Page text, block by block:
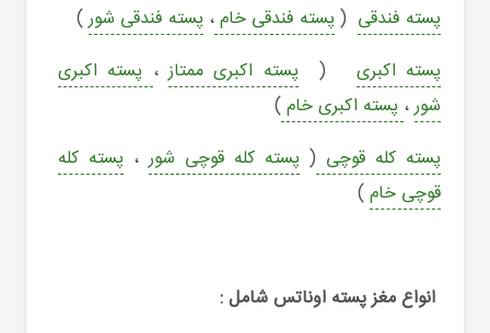
پسته فندقی ( پسته فندقی خام، پسته فندقی شور)
پسته اکبری ( پسته اکبری ممتاز، پسته اکبری
شور، پسته اکبری خام)
پسته کله قوچی ( پسته کله قوچی شور، پسته کله
قوچی خام)
انواع مغز پسته اوناتس شامل :